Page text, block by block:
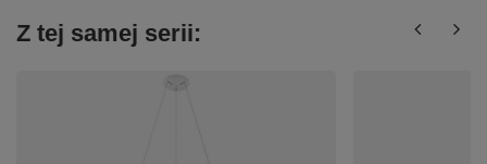
Z tej samej serii: